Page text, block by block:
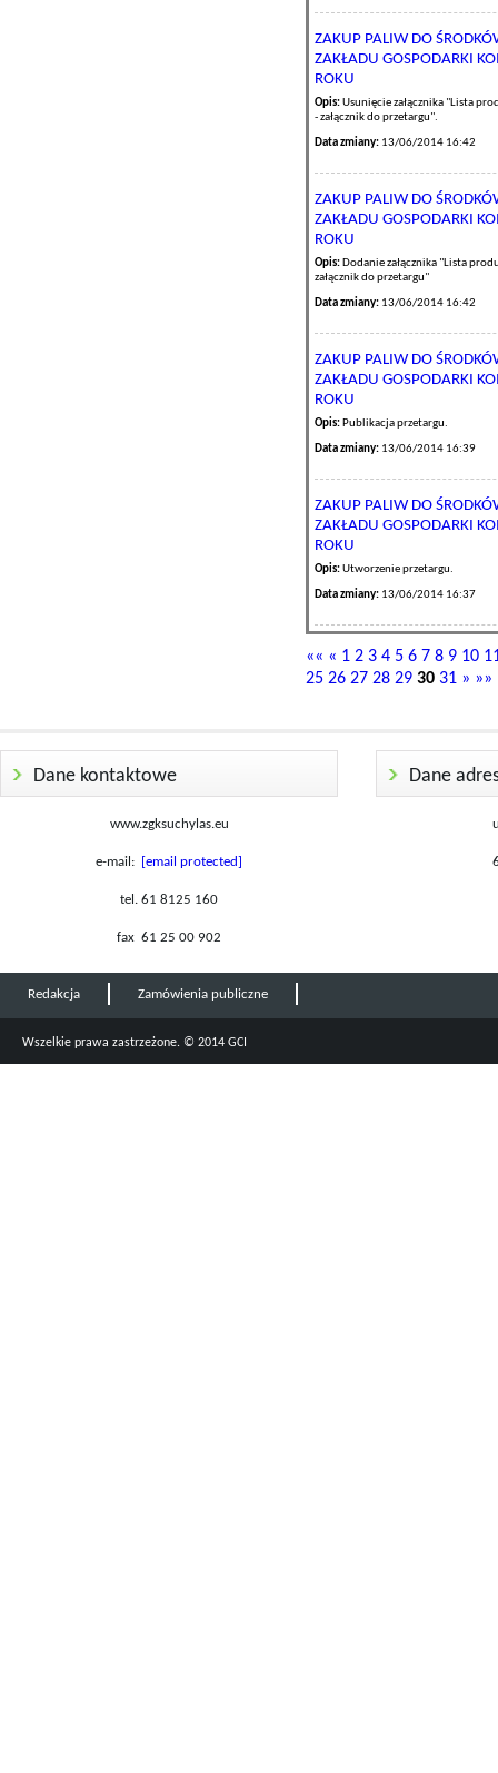
ZAKUP PALIW DO
ZAKŁADU GOSPODARKI
ROKU
Opis:Usunięcie załącznika "Lista
- załącznik do przetargu".
Data zmiany: 13/06/2014 16:42
ZAKUP PALIW DO
ZAKŁADU GOSPODARKI
ROKU
Opis: Dodanie załącznika "Lista
załącznik do przetargu"
Data zmiany: 13/06/2014 16:42
ZAKUP PALIW DO
ZAKŁADU GOSPODARKI
ROKU
Opis: Publikacja przetargu.
Data zmiany: 13/06/2014 16:39
ZAKUP PALIW DO
ZAKŁADU GOSPODARKI
ROKU
Opis:Utworzenie przetargu.
Data zmiany: 13/06/2014 16:37
«« « 1 2 3 4 5 6 7 8 9 10
25 26 27 28 29 30 31 » »»
Dane kontaktowe
www.zgksuchylas.eu
e-mail: [email protected]
tel. 61 8125 160
fax 61 25 00 902
Dane
Redakcja Zamówienia publiczne
Wszelkie prawa zastrzeżone. © 2014 GCI